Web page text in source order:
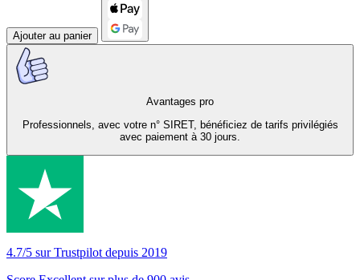
Ajouter au panier
Avantages pro
Professionnels, avec votre n° SIRET, bénéficiez de tarifs privilégiés
avec paiement à 30 jours.
4.7/5 sur Trustpilot depuis 2019